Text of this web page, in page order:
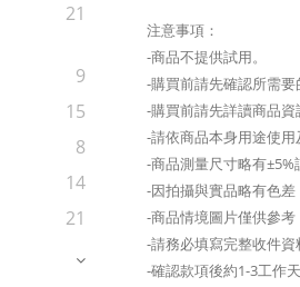
21
9
15
8
14
21
注意事項：
-商品不提供試用。
-購買前請先確認所需要
-購買前請先詳讀商品資
-請依商品本身用途使用
-商品測量尺寸略有±5%
-因拍攝與實品略有色差
-商品情境圖片僅供參考
-請務必填寫完整收件資
-確認款項後約1-3工作